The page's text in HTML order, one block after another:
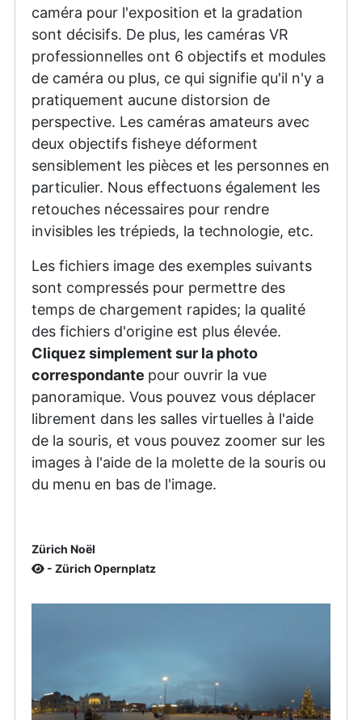
caméra pour l'exposition et la gradation
sont décisifs. De plus, les caméras VR
professionnelles ont 6 objectifs et modules
de caméra ou plus, ce qui signifie qu'il n'y a
pratiquement aucune distorsion de
perspective. Les caméras amateurs avec
deux objectifs fisheye déforment
sensiblement les pièces et les personnes en
particulier. Nous effectuons également les
retouches nécessaires pour rendre
invisibles les trépieds, la technologie, etc.
Les fichiers image des exemples suivants
sont compressés pour permettre des
temps de chargement rapides; la qualité
des fichiers d'origine est plus élevée.
Cliquez simplement sur la photo
correspondante pour ouvrir la vue
panoramique. Vous pouvez vous déplacer
librement dans les salles virtuelles à l'aide
de la souris, et vous pouvez zoomer sur les
images à l'aide de la molette de la souris ou
du menu en bas de l'image.
Zürich Noël
- Zürich Opernplatz